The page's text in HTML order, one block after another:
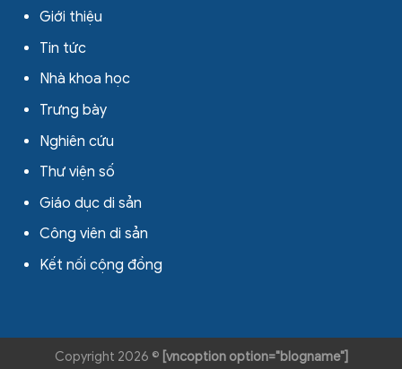
Giới thiệu
Tin tức
Nhà khoa học
Trưng bày
Nghiên cứu
Thư viện số
Giáo dục di sản
Công viên di sản
Kết nối cộng đồng
Copyright 2026 © [vncoption option="blogname"]